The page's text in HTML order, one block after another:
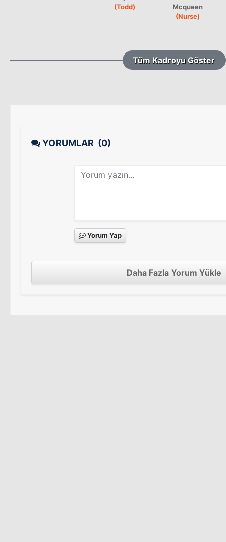
(Todd)
Mcqueen
(Nurse)
Tüm Kadroyu Göster
YORUMLAR (0)
Yorum Yap
Daha Fazla Yorum Yükle